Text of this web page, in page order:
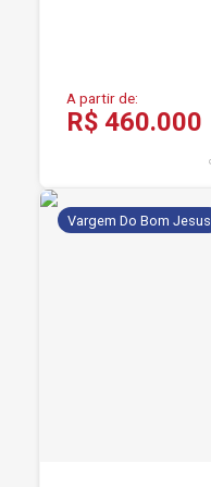
A partir de:
R$ 460.000
Vargem Do Bom Jesus